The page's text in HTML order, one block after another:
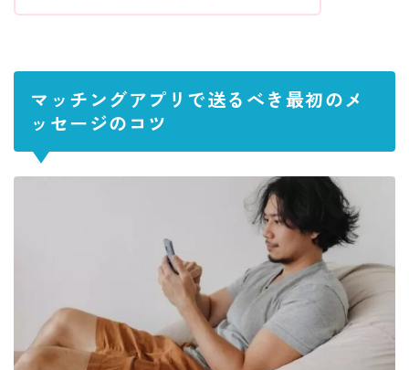
マッチングアプリで送るべき最初のメ
ッセージのコツ